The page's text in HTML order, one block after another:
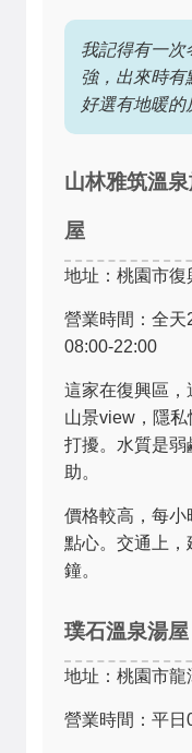
我記得有一次
強，出來時有
好選有地暖的
山林雅筑溫
屋
地址：桃園市復
營業時間：全天
08:00-22:00
這家在復興區
山景view，隱
打擾。水質是
助。
價格較高，每
點心。交通上，
鐘。
璞石溫泉湯
地址：桃園市龍
營業時間：平日